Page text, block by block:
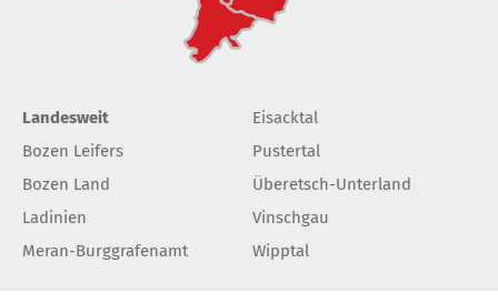
Landesweit
Bozen Leifers
Bozen Land
Ladinien
Meran-Burggrafenamt
Eisacktal
Pustertal
Überetsch-Unterland
Vinschgau
Wipptal